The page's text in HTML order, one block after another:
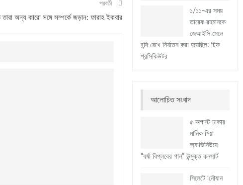
পরবর্তী
অন্য কারো সঙ্গে সম্পর্কে জড়ান: ফারাহ ইকরার
১/১১-এর সময়
তারেক রহমানকে
জেআইসি সেলে
বন্দি রেখে নির্যাতন করা হয়েছিল: চিফ
প্রসিকিউটর
আলোচিত সংবাদ
৫ অগাস্ট ঢাকার
মানিক মিয়া
অ্যাভিনিউয়ে
“বর্ষা বিপ্লবের গান” উন্মুক্ত কনসার্ট
সিলেটে ‘নৌযান